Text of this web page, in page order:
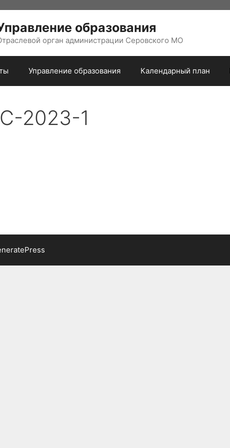
образования
орган администрации Серовского МО
Управление образования Календарный план
2023-1